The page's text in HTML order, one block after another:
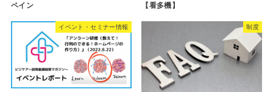
ペイン
【看多機】
イベント・セミナー情報 制度